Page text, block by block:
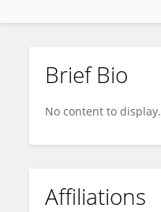
Camila Lopez
Brief Bio
No content to display.
Affiliations